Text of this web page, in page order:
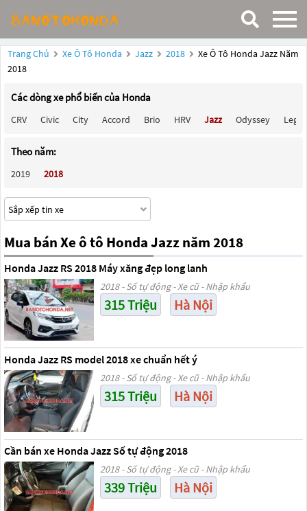
Trang Chủ Xe Ô Tô Honda Jazz 2018
Xe Ô Tô Honda Jazz Năm
2018
Các dòng xe phổ biến của Honda
CRV Civic City Accord Brio HRV Jazz Odyssey
Theo năm:
2019 2018
Mua bán Xe ô tô Honda Jazz năm 2018
Honda Jazz RS 2018 Máy xăng đẹp long lanh
2018 - Số tự động - Xe cũ - Nhập khẩu
315 Triệu Hà Nội
Honda Jazz RS model 2018 xe chuẩn hết ý
2018 - Số tự động - Xe cũ - Nhập khẩu
315 Triệu Hà Nội
Cần bán xe Honda Jazz Số tự động 2018
2018 - Số tự động - Xe cũ - Nhập khẩu
339 Triệu Hà Nội